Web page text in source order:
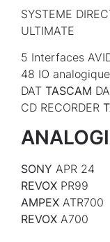
SYSTEME
ULTIMATE
5 Interfaces
48 IO
DAT TASCAM
CD RECORDER
SONY APR 24
REVOX PR99
AMPEX ATR700
REVOX A700